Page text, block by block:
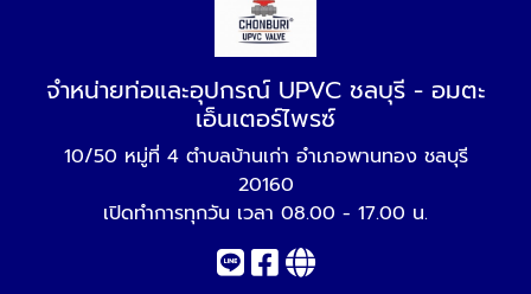
จำหน่ายท่อและอุปกรณ์ UPVC ชลบุรี - อมตะ
เอ็นเตอร์ไพรซ์
10/50 หมู่ที่ 4 ตำบลบ้านเก่า อำเภอพานทอง ชลบุรี
20160
เปิดทำการทุกวัน เวลา 08.00 - 17.00 น.